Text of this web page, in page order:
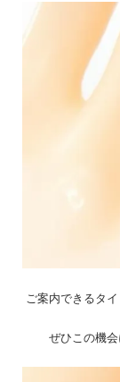
ご案内できるタ
ぜひこの機